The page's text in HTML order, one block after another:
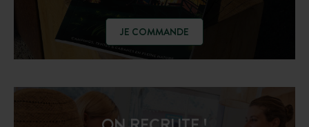
JE COMMANDE